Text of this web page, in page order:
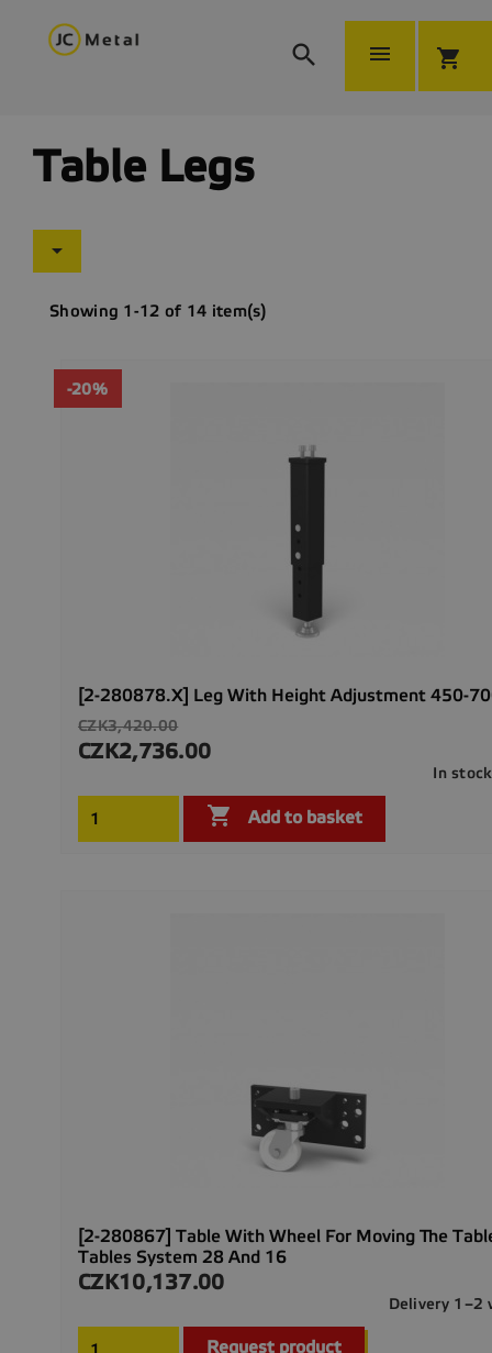
  shopping_cart
Table Legs

Showing 1-12 of 14 item(s)
[2-280878.X] Leg With Height Adjustment 450-
Regular
price
CZK3,420.00
-20%
Price
CZK2,736.00
In stock
 Add to basket
[2-280867] Table With Wheel For Moving The
Tables System 28 And 16
Price
CZK10,137.00
Delivery 1–2
Request product